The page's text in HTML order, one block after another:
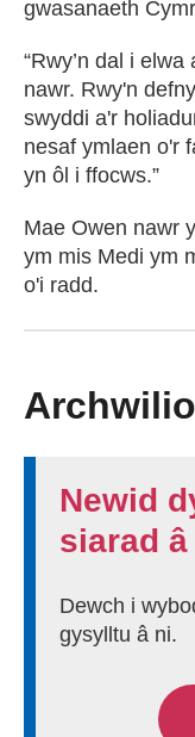
gwasanaeth
“Rwy’n dal i
nawr. Rwy'n
swyddi a'r
nesaf ymlaen o'r
yn ôl i ffocws.”
Mae Owen nawr
ym mis Medi ym
o'i radd.
Archwilio
Newid
siarad
Dewch i
gysylltu â ni.